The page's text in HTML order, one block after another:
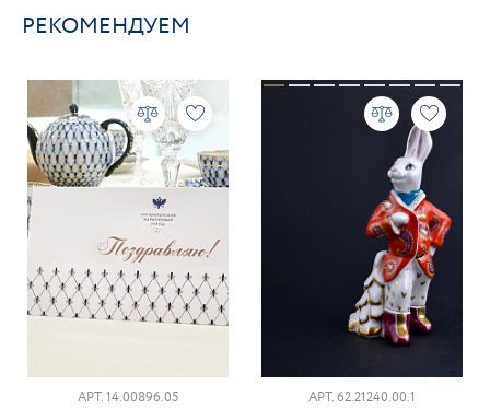
РЕКОМЕНДУЕМ
АРТ. 14.00896.05 АРТ. 62.21240.00.1